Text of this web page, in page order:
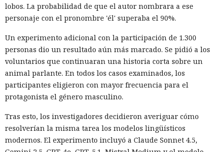
lobos. La probabilidad de que el autor nombrara a ese
personaje con el pronombre 'él' superaba el 90%.
Un experimento adicional con la participación de 1.300
personas dio un resultado aún más marcado. Se pidió a los
voluntarios que continuaran una historia corta sobre un
animal parlante. En todos los casos examinados, los
participantes eligieron con mayor frecuencia para el
protagonista el género masculino.
Tras esto, los investigadores decidieron averiguar cómo
resolverían la misma tarea los modelos lingüísticos
modernos. El experimento incluyó a Claude Sonnet 4.5,